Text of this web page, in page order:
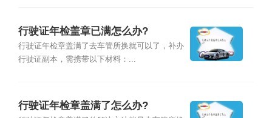
行驶证年检盖章已满怎么办?
行驶证年检章盖满了去车管所换就可以了，补办
行驶证副本，需携带以下材料：...
行驶证年检章盖满了怎么办?